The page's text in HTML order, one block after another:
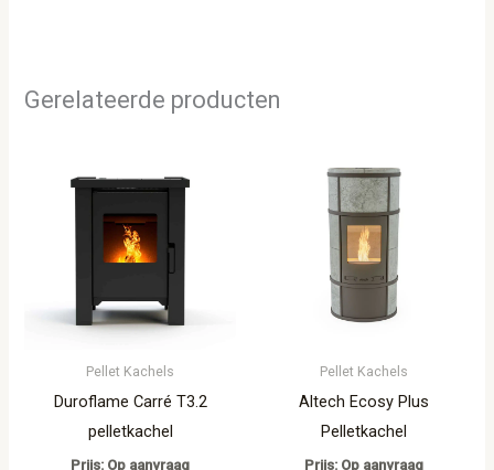
Gerelateerde producten
Pellet Kachels
Duroflame Carré T3.2
pelletkachel
Prijs: Op aanvraag
Pellet Kachels
Altech Ecosy Plus
Pelletkachel
Prijs: Op aanvraag